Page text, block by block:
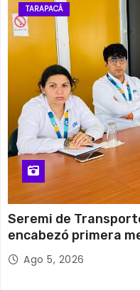
Martes
12 de agosto
Miércoles
TARAPACÁ
Seremi de
encabezó primera
retiro de cables en
Ago 5, 2026